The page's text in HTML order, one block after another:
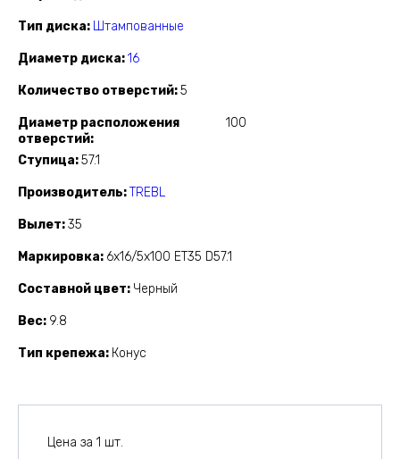
Тип диска Штампованные
Диаметр диска 16
Количество отверстий 5
Диаметр расположения
отверстий
100
Ступица 57.1
Производитель TREBL
Вылет 35
Маркировка 6x16/5x100 ET35 D57.1
Составной цвет Черный
Вес 9.8
Тип крепежа Конус
Цена за 1 шт.